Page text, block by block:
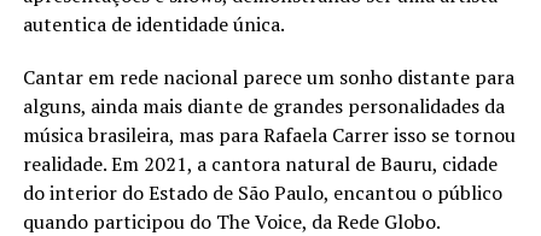
autentica de identidade única.
Cantar em rede nacional parece um sonho distante para
alguns, ainda mais diante de grandes personalidades da
música brasileira, mas para Rafaela Carrer isso se tornou
realidade. Em 2021, a cantora natural de Bauru, cidade
do interior do Estado de São Paulo, encantou o público
quando participou do The Voice, da Rede Globo.